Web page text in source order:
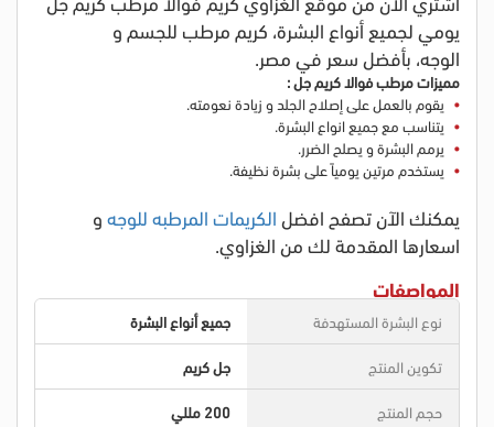
يومي لجميع أنواع البشرة، كريم مرطب للجسم و
الوجه، بأفضل سعر في مصر.
مميزات مرطبفوالا كريم جل :
يقوم بالعمل على إصلاح الجلد و زيادة نعومته.
يتناسب مع جميع انواع البشرة.
يرمم البشرة و يصلح الضرر.
يستخدم مرتين يومياً على بشرة نظيفة.
يمكنك الآن تصفح افضل الكريمات المرطبه للوجهو
اسعارها المقدمة لك من الغزاوي.
المواصفات
نوع البشرة المستهدفة
جميع أنواع البشرة
تكوين المنتج
جل كريم
حجم المنتج
200 مللي